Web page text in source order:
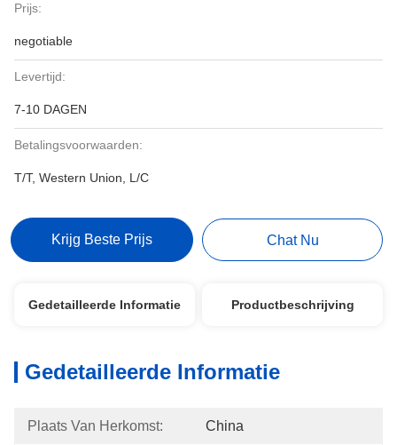
Prijs:
negotiable
Levertijd:
7-10 DAGEN
Betalingsvoorwaarden:
T/T, Western Union, L/C
Krijg Beste Prijs Chat Nu
Gedetailleerde Informatie Productbeschrijving
Gedetailleerde Informatie
Plaats Van Herkomst: China